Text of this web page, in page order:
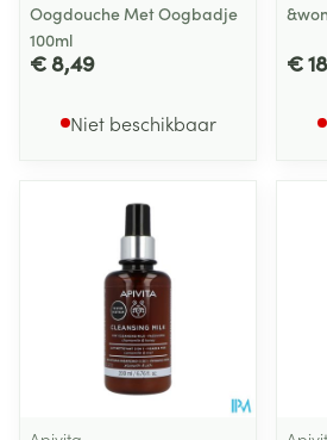
Oogdouche Met Oogbadje
100ml
€ 8,49
Niet beschikbaar
€